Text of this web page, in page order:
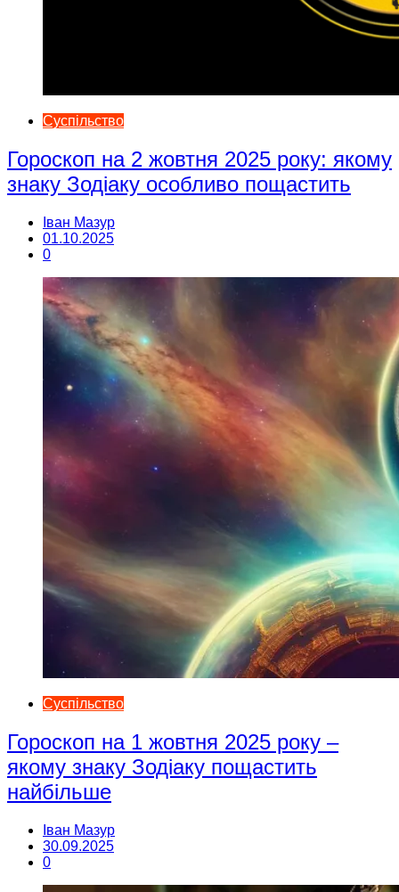
Суспільство
Гороскоп на 2 жовтня 2025 року: якому
знаку Зодіаку особливо пощастить
Іван Мазур
01.10.2025
0
Суспільство
Гороскоп на 1 жовтня 2025 року –
якому знаку Зодіаку пощастить
найбільше
Іван Мазур
30.09.2025
0